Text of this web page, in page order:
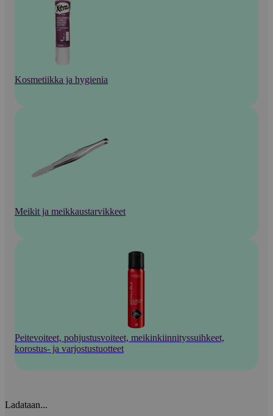
Kosmetiikka ja hygienia
Meikit ja meikkaustarvikkeet
Peitevoiteet, pohjustusvoiteet, meikinkiinnityssuihkeet,
korostus- ja varjostustuotteet
Ladataan...